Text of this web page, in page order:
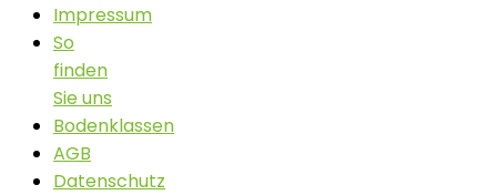
Impressum
So
finden
Sie uns
Bodenklassen
AGB
Datenschutz